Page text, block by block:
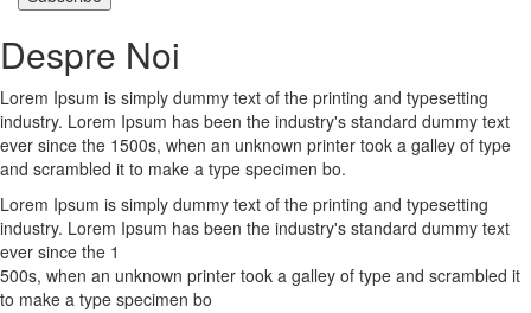
Despre Noi
Lorem Ipsum is simply dummy text of the printing and typesetting
industry. Lorem Ipsum has been the industry's standard dummy text
ever since the 1500s, when an unknown printer took a galley of type
and scrambled it to make a type specimen bo.
Lorem Ipsum is simply dummy text of the printing and typesetting
industry. Lorem Ipsum has been the industry's standard dummy text
ever since the 1
500s, when an unknown printer took a galley of type and scrambled it
to make a type specimen bo